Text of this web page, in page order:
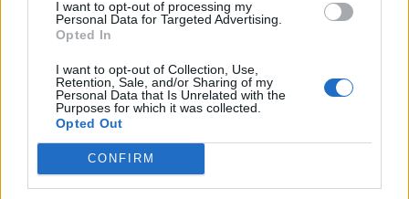
I want to opt-out of processing my
Personal Data for Targeted Advertising.
Opted In
I want to opt-out of Collection, Use,
Retention, Sale, and/or Sharing of my
Personal Data that Is Unrelated with the
Purposes for which it was collected.
Opted Out
CONFIRM
Komentarz